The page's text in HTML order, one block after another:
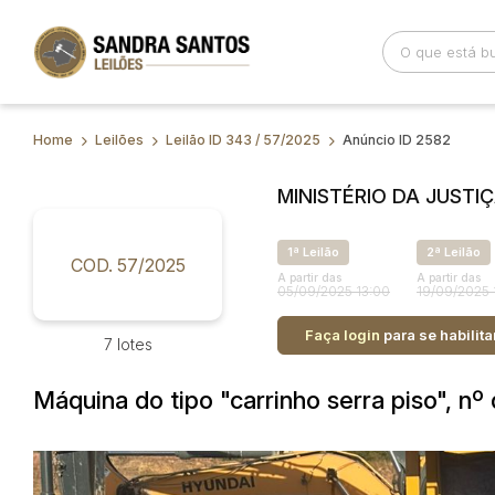
Busca por palavra-chave Categoria
Home Leilões Leilão ID 343 / 57/2025 Anúncio ID 2582
COD. 57/2025
7 lotes
MINISTÉRIO DA
1ª Leilão
A partir das
05/09/2025 13:00
2ª Leilão
A partir das
19/09/2025
Faça login para se
Máquina do tipo "carrinho serra piso",